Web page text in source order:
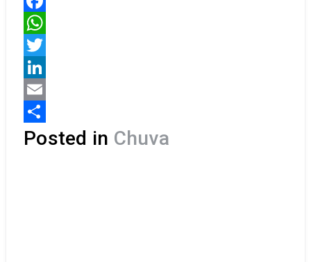
Facebook
WhatsApp
Twitter
LinkedIn
Email
Share
Posted in Chuva